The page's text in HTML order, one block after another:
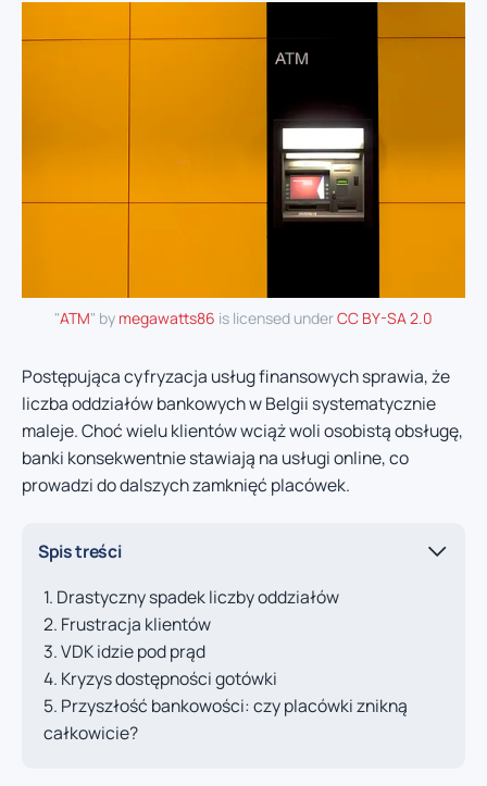
"ATM" by megawatts86 is licensed underCC BY-SA 2.0
Postępująca cyfryzacja usług finansowych sprawia, że
liczba oddziałów bankowych w Belgii systematycznie
maleje. Choć wielu klientów wciąż woli osobistą obsługę,
banki konsekwentnie stawiają na usługi online, co
prowadzi do dalszych zamknięć placówek.
Spis treści
Drastyczny spadek liczby oddziałów
Frustracja klientów
VDK idzie pod prąd
Kryzys dostępności gotówki
Przyszłość bankowości: czy placówki znikną
całkowicie?